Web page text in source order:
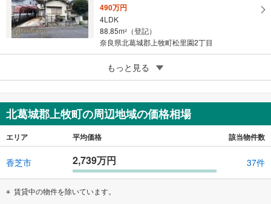
490万円
4LDK
88.85m2
（登記）
奈良県北葛城郡上牧町松里園2丁目
成約でもらえる
北葛城郡上牧町大字上牧
6LDK
166.65m2（登記）
もっと見る
北葛城郡上牧町の周辺地域の価格相場
エリア 平均価格 該当物件数
香芝市 2,739万円 37件
賃貸中の物件を除いています。